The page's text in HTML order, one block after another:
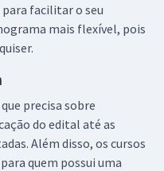
para facilitar o seu
mais flexível, pois
precisa sobre
do edital até as
Além disso, os cursos
quem possui uma